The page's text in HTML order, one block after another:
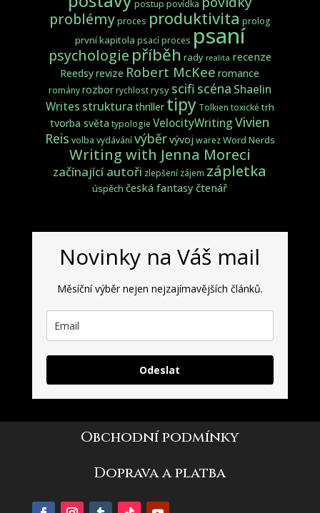
postup povídka
problémyproces produktivita prolog
první kapitola psací proces psaní
psychologie příběh rady realita recenze
Reedsyrevize Robert McKee romance
rományrozborrychlostrysy scifi scéna Shaelin
Writes struktura thriller tipy Tolkien toxické trh
tvorba světa typologie VelocityWriting Vivien
Reis volba vydávánívýběrvývoj warezWord Nerds
Writing with Jenna Moreci
začínající autoři zlepšení zájem zápletka
úspěch česká fantasyčtenář
Novinky na Váš mail
Měsíční výběr nejen nejzajímavějších článků.
Odeslat
Obchodní podmínky
Doprava a platba